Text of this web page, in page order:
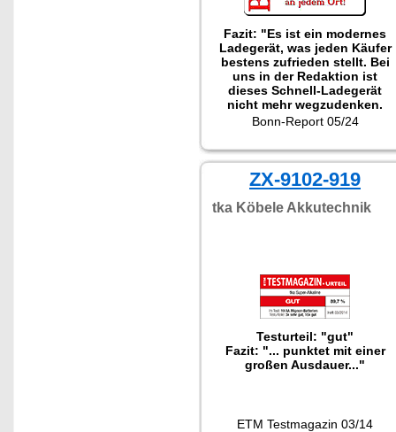
Fazit: "Es ist ein modernes
Ladegerät, was jeden Käufer
bestens zufrieden stellt. Bei
uns in der Redaktion ist
dieses Schnell-Ladegerät
nicht mehr wegzudenken.
Auch bei Urlaubsreisen sollte
dieser Auflader nicht fehlen."
Bonn-Report 05/24
ZX-9102-919
tka Köbele Akkutechnik
Testurteil: "gut"
Fazit: "... punktet mit einer
großen Ausdauer..."
ETM Testmagazin 03/14